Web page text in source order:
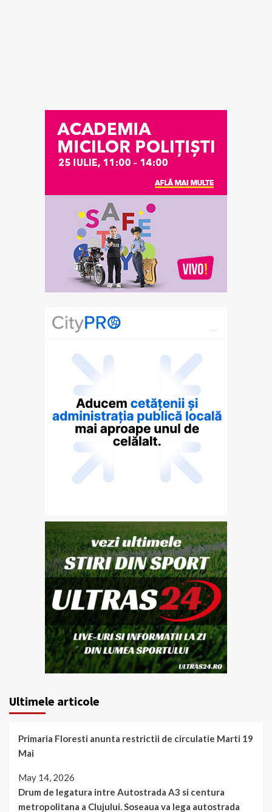
Ultimele articole
Primaria Floresti anunta restrictii de circulatie Marti 19
Mai
May 14, 2026
Drum de legatura intre Autostrada A3 si centura
metropolitana a Clujului. Soseaua va lega autostrada